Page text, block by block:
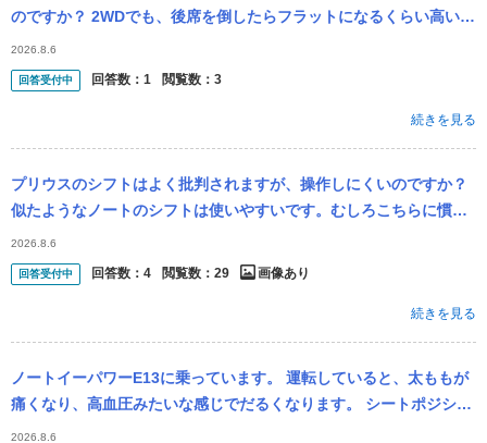
のですか？ 2WDでも、後席を倒したらフラットになるくらい高いで
す。車中泊には便利ですが、背の高いものは乗せにくいですよね？4
WDに至...
2026.8.6
回答受付中 回答数： 1 閲覧数： 3
続きを見る
プリウスのシフトはよく批判されますが、操作しにくいのですか？
似たようなノートのシフトは使いやすいです。むしろこちらに慣れ
るとゲート式やストレート式の方が使いづらく、リバースに入れに
くかったり、...
2026.8.6
回答受付中 回答数： 4 閲覧数： 29 画像あり
続きを見る
ノートイーパワーE13に乗っています。 運転していると、太ももが
痛くなり、高血圧みたいな感じでだるくなります。 シートポジショ
ンの合わせ方を教えてください。自分だとなかなかわからないで
2026.8.6